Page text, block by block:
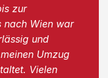
zur
nach Wien war
und
Umzug
Vielen